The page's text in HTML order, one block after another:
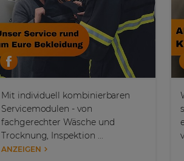
Mit individuell kombinierbaren
Servicemodulen - von
fachgerechter Wäsche und
Trocknung, Inspektion ...
ANZEIGEN